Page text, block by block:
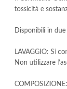
tossicità e
Disponibili in
LAVAGGIO: Si
Non utilizzare